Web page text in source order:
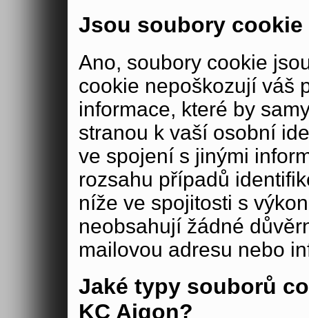
Jsou soubory cookie
Ano, soubory cookie
cookie nepoškozují váš
informace, které by
stranou k vaší osobní
ve spojení s jinými
rozsahu případů
níže ve spojitosti s
neobsahují žádné
mailovou adresu nebo
Jaké typy souborů
KC Aigon?